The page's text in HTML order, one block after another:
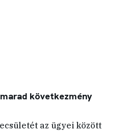
következmény
az ügyei között